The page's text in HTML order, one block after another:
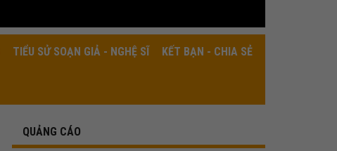
TIỂU SỬ SOẠN GIẢ - NGHỆ SĨ KẾT BẠN - CHIA SẺ
QUẢNG CÁO